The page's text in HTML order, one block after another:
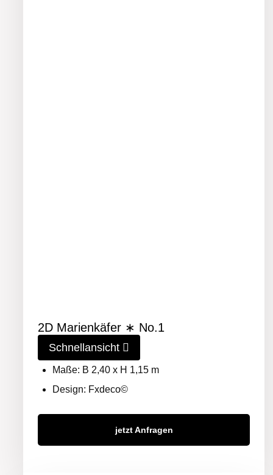
2D Marienkäfer ∗ No.1
Schnellansicht
Maße: B 2,40 x H 1,15 m
Design: Fxdeco©
jetzt Anfragen